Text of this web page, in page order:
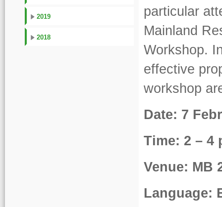
2019
2018
particular
Mainland
Workshop.
effective
workshop
Date: 7
Time: 2 – 4
Venue: MB
Language: